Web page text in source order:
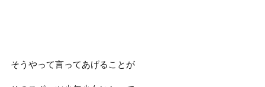
そうやって言ってあげることが